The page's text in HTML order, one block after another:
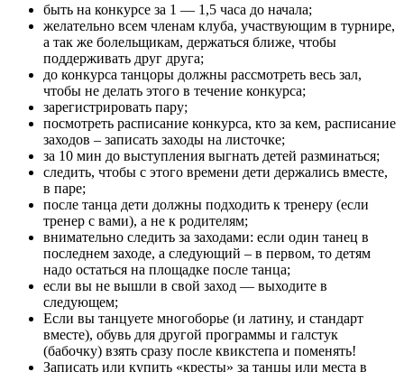
быть на конкурсе за 1 — 1,5 часа до начала;
желательно всем членам клуба, участвующим в турнире,
а так же болельщикам, держаться ближе, чтобы
поддерживать друг друга;
до конкурса танцоры должны рассмотреть весь зал,
чтобы не делать этого в течение конкурса;
зарегистрировать пару;
посмотреть расписание конкурса, кто за кем, расписание
заходов – записать заходы на листочке;
за 10 мин до выступления выгнать детей разминаться;
следить, чтобы с этого времени дети держались вместе,
в паре;
после танца дети должны подходить к тренеру (если
тренер с вами), а не к родителям;
внимательно следить за заходами: если один танец в
последнем заходе, а следующий – в первом, то детям
надо остаться на площадке после танца;
если вы не вышли в свой заход — выходите в
следующем;
Если вы танцуете многоборье (и латину, и стандарт
вместе), обувь для другой программы и галстук
(бабочку) взять сразу после квикстепа и поменять!
Записать или купить «кресты» за танцы или места в